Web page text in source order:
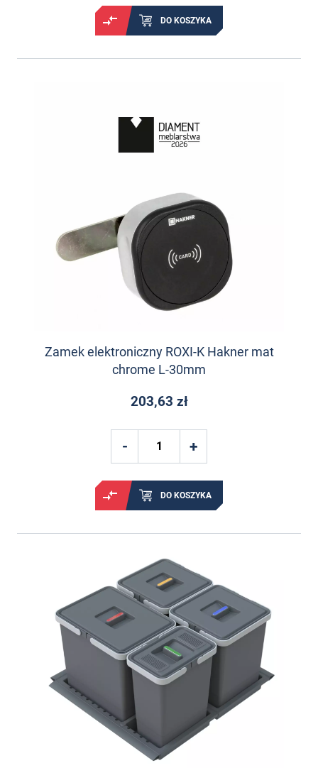
DO KOSZYKA
Zamek elektroniczny ROXI-K Hakner mat
chrome L-30mm
203,63 zł
DO KOSZYKA